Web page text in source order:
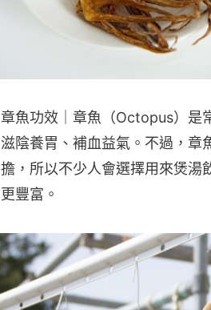
章魚功效｜章魚（Octopus）是
滋陰養胃、補血益氣。不過，章
擔，所以不少人會選擇用來煲湯
更豐富。